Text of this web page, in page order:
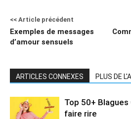
<< Article précédent
Exemples de messages
d’amour sensuels
ARTICLES CONNEXES PLUS DE
Top 50+ Blagues
faire rire